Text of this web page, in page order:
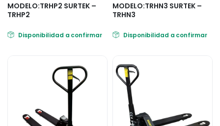
MODELO:TRHP2 SURTEK –
TRHP2
Disponibilidad a confirmar
MODELO:TRHN3 SURTEK –
TRHN3
Disponibilidad a confirmar